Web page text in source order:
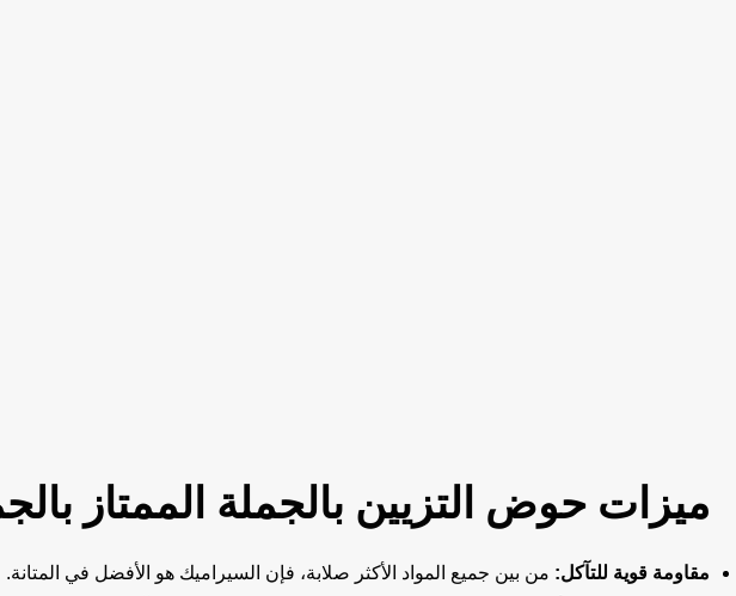
ميزات حوض التزيين بالجملة الممتاز
مقاومة قوية للتآكل: من بين جميع المواد الأكثر صلابة، فإن السيراميك هو الأفضل في المتانة.